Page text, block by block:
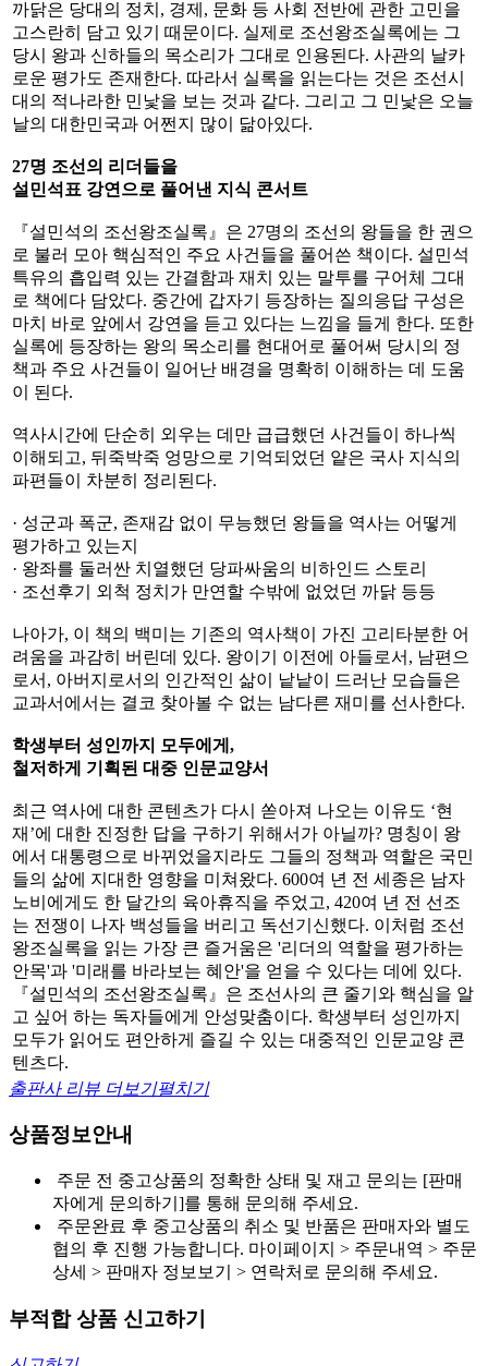
까닭은 당대의 정치, 경제, 문화 등 사회 전반에 관한 고민을
고스란히 담고 있기 때문이다. 실제로 조선왕조실록에는 그
당시 왕과 신하들의 목소리가 그대로 인용된다. 사관의 날카
로운 평가도 존재한다. 따라서 실록을 읽는다는 것은 조선시
대의 적나라한 민낯을 보는 것과 같다. 그리고 그 민낯은 오늘
날의 대한민국과 어쩐지 많이 닮아있다.
27명 조선의 리더들을
설민석표 강연으로 풀어낸 지식 콘서트
『설민석의 조선왕조실록』은 27명의 조선의 왕들을 한 권으
로 불러 모아 핵심적인 주요 사건들을 풀어쓴 책이다. 설민석
특유의 흡입력 있는 간결함과 재치 있는 말투를 구어체 그대
로 책에다 담았다. 중간에 갑자기 등장하는 질의응답 구성은
마치 바로 앞에서 강연을 듣고 있다는 느낌을 들게 한다. 또한
실록에 등장하는 왕의 목소리를 현대어로 풀어써 당시의 정
책과 주요 사건들이 일어난 배경을 명확히 이해하는 데 도움
이 된다.
역사시간에 단순히 외우는 데만 급급했던 사건들이 하나씩
이해되고, 뒤죽박죽 엉망으로 기억되었던 얕은 국사 지식의
파편들이 차분히 정리된다.
· 성군과 폭군, 존재감 없이 무능했던 왕들을 역사는 어떻게
평가하고 있는지
· 왕좌를 둘러싼 치열했던 당파싸움의 비하인드 스토리
· 조선후기 외척 정치가 만연할 수밖에 없었던 까닭 등등
나아가, 이 책의 백미는 기존의 역사책이 가진 고리타분한 어
려움을 과감히 버린데 있다. 왕이기 이전에 아들로서, 남편으
로서, 아버지로서의 인간적인 삶이 낱낱이 드러난 모습들은
교과서에서는 결코 찾아볼 수 없는 남다른 재미를 선사한다.
학생부터 성인까지 모두에게,
철저하게 기획된 대중 인문교양서
최근 역사에 대한 콘텐츠가 다시 쏟아져 나오는 이유도 ‘현
재’에 대한 진정한 답을 구하기 위해서가 아닐까? 명칭이 왕
에서 대통령으로 바뀌었을지라도 그들의 정책과 역할은 국민
들의 삶에 지대한 영향을 미쳐왔다. 600여 년 전 세종은 남자
노비에게도 한 달간의 육아휴직을 주었고, 420여 년 전 선조
는 전쟁이 나자 백성들을 버리고 독선기신했다. 이처럼 조선
왕조실록을 읽는 가장 큰 즐거움은 '리더의 역할을 평가하는
안목'과 '미래를 바라보는 혜안'을 얻을 수 있다는 데에 있다.
『설민석의 조선왕조실록』은 조선사의 큰 줄기와 핵심을 알
고 싶어 하는 독자들에게 안성맞춤이다. 학생부터 성인까지
모두가 읽어도 편안하게 즐길 수 있는 대중적인 인문교양 콘
텐츠다.
출판사 리뷰 더보기펼치기
상품정보안내
주문 전 중고상품의 정확한 상태 및 재고 문의는 [판매
자에게 문의하기]를 통해 문의해 주세요.
주문완료 후 중고상품의 취소 및 반품은 판매자와 별도
협의 후 진행 가능합니다. 마이페이지 > 주문내역 > 주문
상세 > 판매자 정보보기 > 연락처로 문의해 주세요.
부적합 상품 신고하기